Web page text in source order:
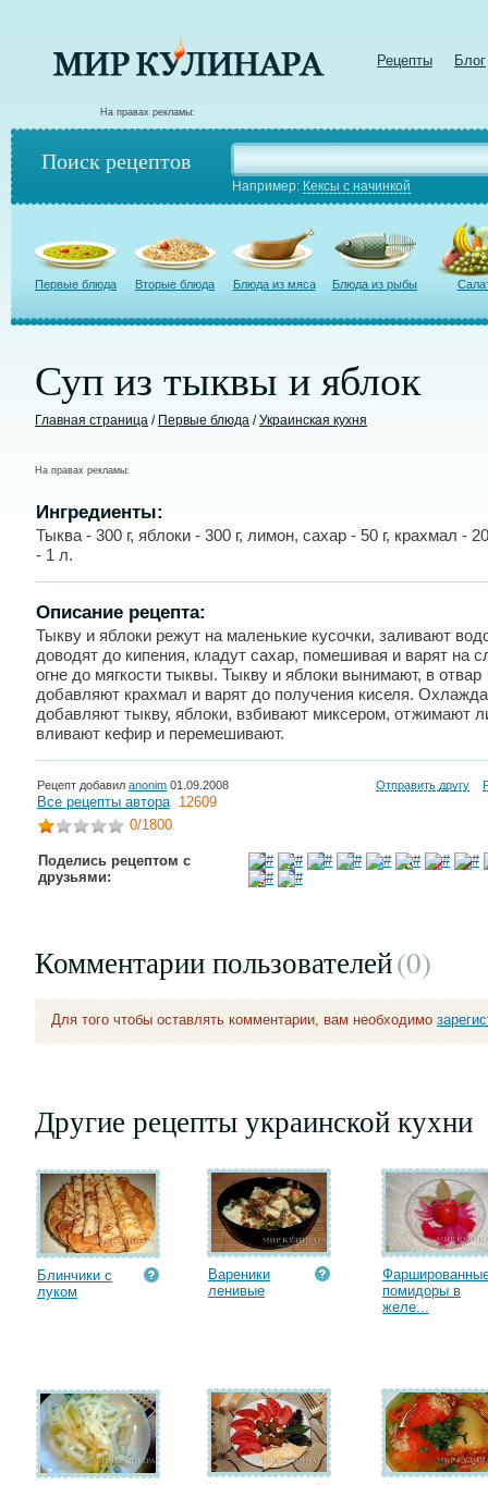
Рецепты Блог
На правах рекламы:
Поиск рецептов
Например: Кексы с начинкой
Первые блюда Вторые блюда Блюда из мяса Блюда из рыбы
Суп из тыквы и яблок
Главная страница / Первые блюда /Украинская кухня
На правах рекламы:
Ингредиенты:
Тыква - 300 г, яблоки - 300 г, лимон, сахар - 50 г, крахмал -
- 1 л.
Описание рецепта:
Тыкву и яблоки режут на маленькие кусочки, заливают
доводят до кипения, кладут сахар, помешивая и варят на
огне до мягкости тыквы. Тыкву и яблоки вынимают, в отвар
добавляют крахмал и варят до получения киселя.
добавляют тыкву, яблоки, взбивают миксером, отжимают
вливают кефир и перемешивают.
Рецепт добавил anonim 01.09.2008 Отправить другу
Все рецепты автора 12609
0/1800
Поделись рецептом с
друзьями:
Комментарии пользователей(0)
Для того чтобы оставлять комментарии, вам необходимо
Другие рецепты украинской кухни
Блинчики с
луком
Вареники
ленивые
помидоры в
желе...